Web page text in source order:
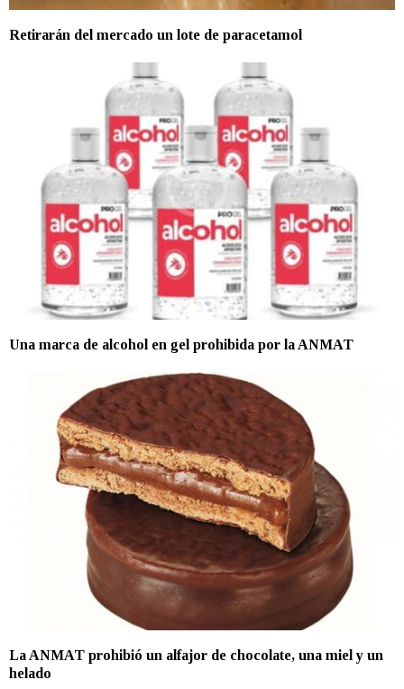
Retirarán del mercado un lote de paracetamol
Una marca de alcohol en gel prohibida por la ANMAT
La ANMAT prohibió un alfajor de chocolate, una miel y un
helado